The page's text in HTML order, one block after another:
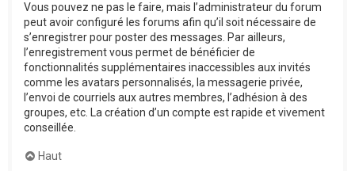
Vous pouvez ne pas le faire, mais l’administrateur du forum
peut avoir configuré les forums afin qu’il soit nécessaire de
s’enregistrer pour poster des messages. Par ailleurs,
l’enregistrement vous permet de bénéficier de
fonctionnalités supplémentaires inaccessibles aux invités
comme les avatars personnalisés, la messagerie privée,
l’envoi de courriels aux autres membres, l’adhésion à des
groupes, etc. La création d’un compte est rapide et vivement
conseillée.
Haut